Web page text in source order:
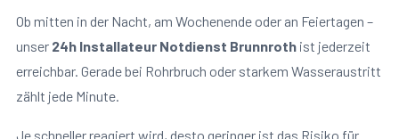
Ob mitten in der Nacht, am Wochenende oder an Feiertagen –
unser 24h Installateur Notdienst Brunnrothist jederzeit
erreichbar. Gerade bei Rohrbruch oder starkem Wasseraustritt
zählt jede Minute.
Je schneller reagiert wird, desto geringer ist das Risiko für